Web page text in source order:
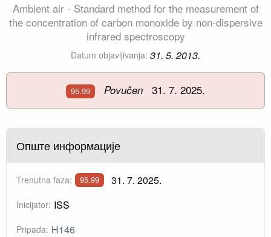
Ambient air - Standard method for the measurement of
the concentration of carbon monoxide by non-dispersive
infrared spectroscopy
Datum objavljivanja: 31. 5. 2013.
95.99 Povučen 31. 7. 2025.
Опште информације
Trenutna faza: 95.99 31. 7. 2025.
Inicijator: ISS
Pripada: H146